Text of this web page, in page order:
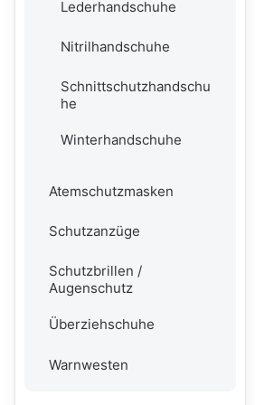
Lederhandschuhe
Nitrilhandschuhe
Schnittschutzhandschu
he
Winterhandschuhe
Atemschutzmasken
Schutzanzüge
Schutzbrillen /
Augenschutz
Überziehschuhe
Warnwesten